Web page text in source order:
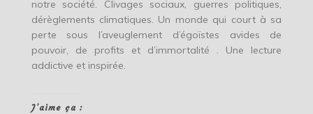
notre société. Clivages sociaux, guerres politiques,
dérèglements climatiques. Un monde qui court à sa
perte sous l’aveuglement d’égoïstes avides de
pouvoir, de profits et d’immortalité . Une lecture
addictive et inspirée.
J’aime ça :